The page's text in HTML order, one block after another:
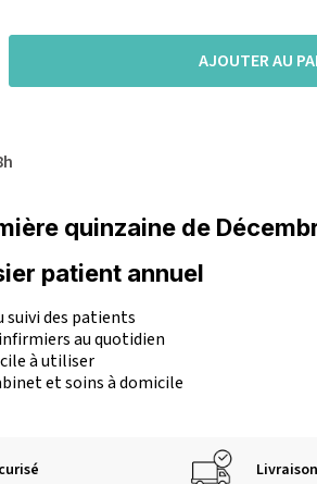
AJOUTER AU
quinzaine de
patient annuel
suivi des patients
au quotidien
à utiliser
et soins à domicile